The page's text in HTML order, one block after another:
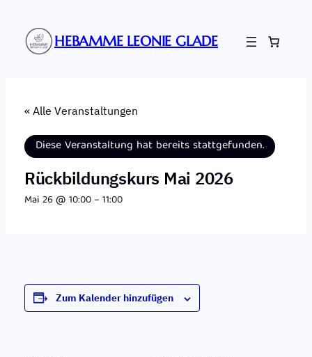
HEBAMME LEONIE GLADE
« Alle Veranstaltungen
Diese Veranstaltung hat bereits stattgefunden.
Rückbildungskurs Mai 2026
Mai 26 @ 10:00–11:00
Zum Kalender hinzufügen